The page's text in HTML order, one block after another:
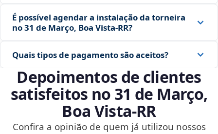
É possível agendar a instalação da torneira
no 31 de Março, Boa Vista‑RR?
Quais tipos de pagamento são aceitos?
Depoimentos de clientes
satisfeitos no 31 de Março,
Boa Vista‑RR
Confira a opinião de quem já utilizou nossos